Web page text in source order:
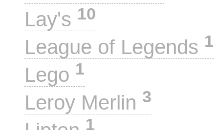
Lay's 10
League of Legends 1
Lego 1
Leroy Merlin 3
1